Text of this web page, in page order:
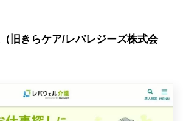
旧きらケア/レバレジーズ株式会